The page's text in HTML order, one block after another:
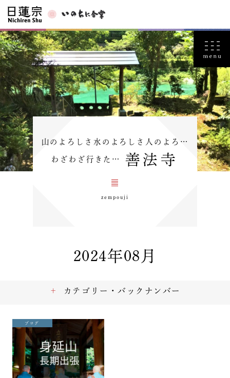
山のよろしさ水のよろしさ人のよろ…
わざわざ行きた… 善法寺
zempouji
2024年08月
ブログ
カテゴリー・バックナンバー